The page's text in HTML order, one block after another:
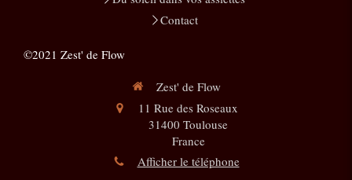
Contact
©2021 Zest' de Flow
Zest' de Flow
11 Rue des Roseaux
31400 Toulouse
France
Afficher le téléphone